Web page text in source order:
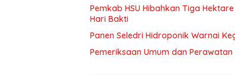
Pemkab HSU Hibahkan Tiga
Hari Bakti
Panen Seledri Hidroponik Warnai
Pemeriksaan Umum dan